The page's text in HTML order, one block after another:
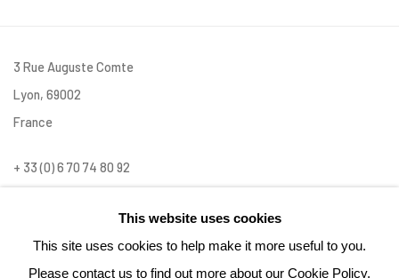
3 Rue Auguste Comte
Lyon, 69002
France
+ 33 (0) 6 70 74 80 92
This website uses cookies
This site uses cookies to help make it more useful to you.
Please contact us to find out more about our Cookie Policy.